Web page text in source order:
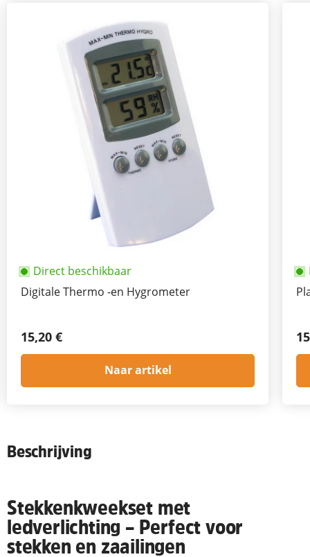
Direct beschikbaar
Digitale Thermo -en Hygrometer
15,20 €
Naar artikel
Beschrijving
Stekkenkweekset met
ledverlichting – Perfect voor
stekken en zaailingen